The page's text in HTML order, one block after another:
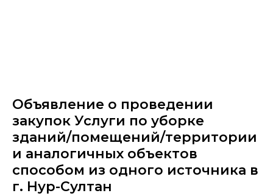
Объявление о проведении
закупок Услуги по уборке
зданий/помещений/территории
и аналогичных объектов
способом из одного источника в
г. Нур-Султан